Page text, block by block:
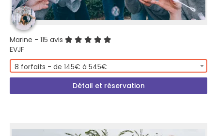
Marine - 115 avis
EVJF
8 forfaits - de 145€ à 545€
Détail et réservation